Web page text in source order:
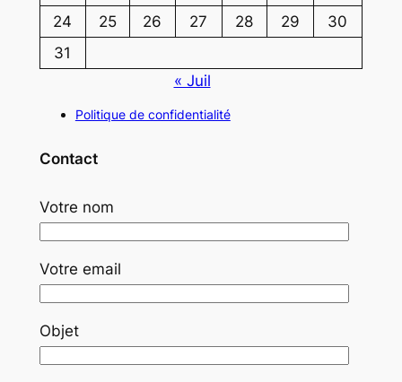
24
25 26 27 28 29
30
31
« Juil
Politique de confidentialité
Contact
Votre nom
Votre email
Objet